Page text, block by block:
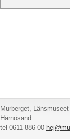
Murberget,
Härnösand.
tel 0611-886 00